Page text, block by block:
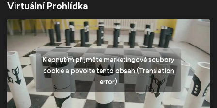
Virtuální Prohlídka
Klepnutím přijměte marketingové soubory
cookie a povolte tento obsah (Translation
error)